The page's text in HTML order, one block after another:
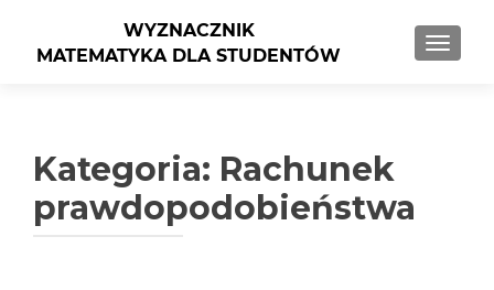
Kategoria: Rachunek
prawdopodobieństwa